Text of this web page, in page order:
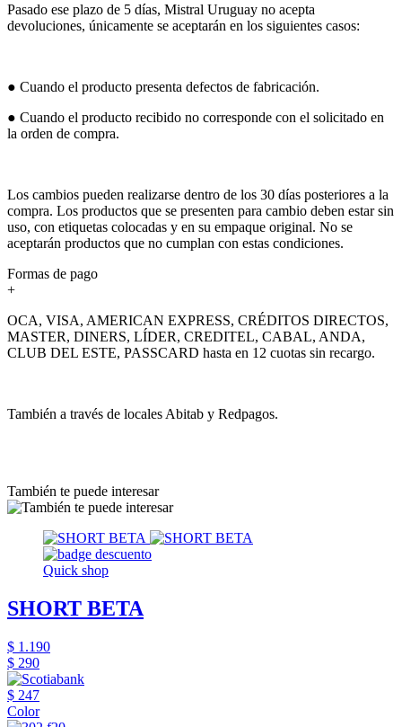
Pasado ese plazo de 5 días, Mistral Uruguay no acepta
devoluciones, únicamente se aceptarán en los siguientes casos:
● Cuando el producto presenta defectos de fabricación.
● Cuando el producto recibido no corresponde con el solicitado en
la orden de compra.
Los cambios pueden realizarse dentro de los 30 días posteriores a la
compra. Los productos que se presenten para cambio deben estar sin
uso, con etiquetas colocadas y en su empaque original. No se
aceptarán productos que no cumplan con estas condiciones.
Formas de pago
+
OCA, VISA, AMERICAN EXPRESS, CRÉDITOS DIRECTOS,
MASTER, DINERS, LÍDER, CREDITEL, CABAL, ANDA,
CLUB DEL ESTE, PASSCARD hasta en 12 cuotas sin recargo.
También a través de locales Abitab y Redpagos.
También te puede interesar
Quick shop
SHORT BETA
$ 1.190
$ 290
$ 247
Color